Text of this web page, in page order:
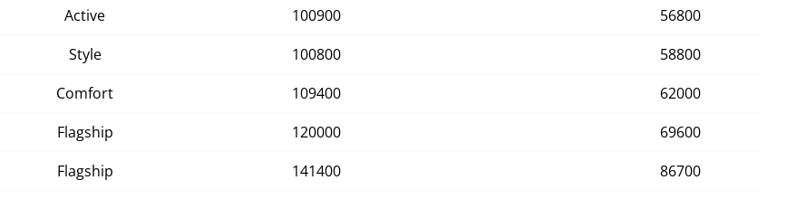
Active 100900
56800
Style 100800
58800
Comfort 109400
62000
Flagship 120000
69600
Flagship 141400
86700